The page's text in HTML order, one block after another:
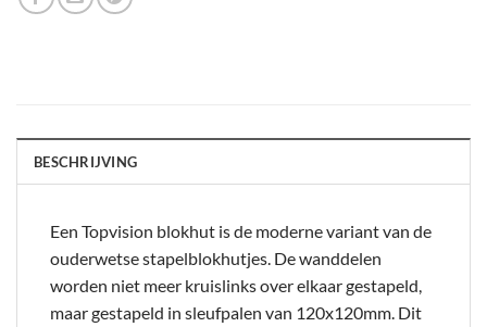
BESCHRIJVING
Een Topvision blokhut is de moderne variant van de
ouderwetse stapelblokhutjes. De wanddelen
worden niet meer kruislinks over elkaar gestapeld,
maar gestapeld in sleufpalen van 120x120mm. Dit